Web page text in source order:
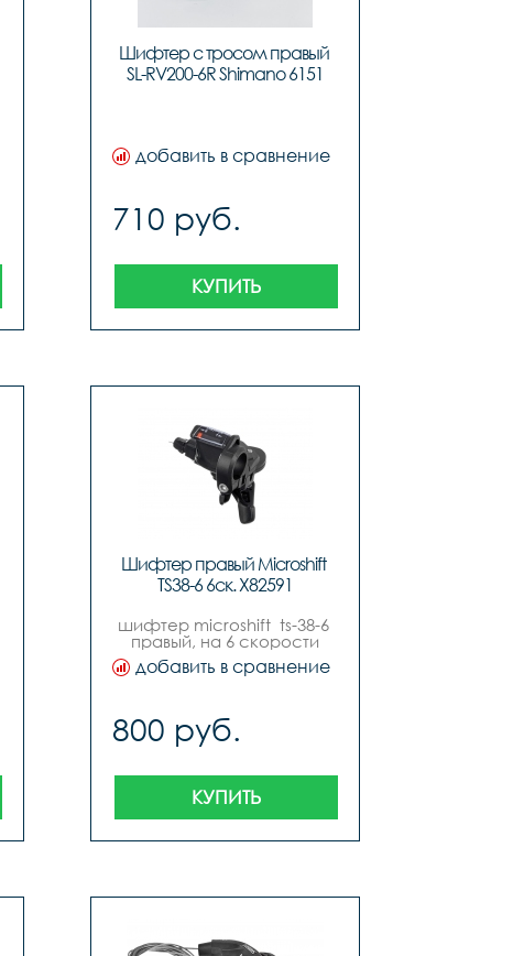
Шифтер с тросом правый
SL-RV200-6R Shimano 6151
добавить в сравнение
710 руб.
КУПИТЬ
Шифтер правый Microshift
TS38-6 6ск. Х82591
шифтер microshift  ts-38-6
правый, на 6 скорости
добавить в сравнение
800 руб.
КУПИТЬ